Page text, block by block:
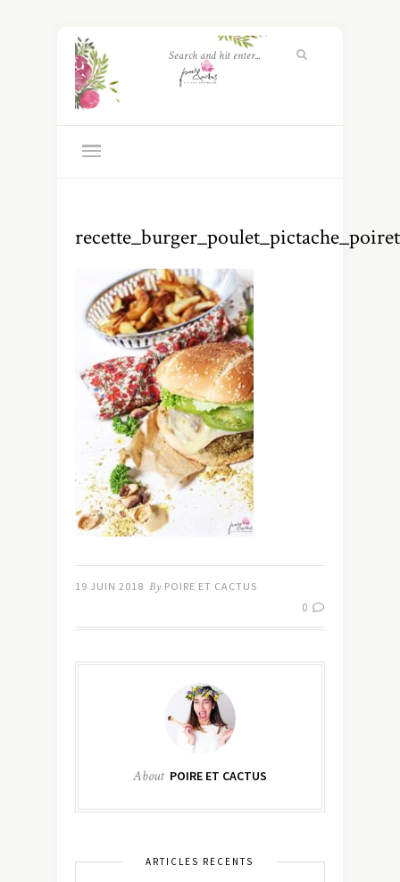
19 JUIN 2018 By POIRE ET CACTUS
0
About POIRE ET CACTUS
ARTICLES RÉCENTS